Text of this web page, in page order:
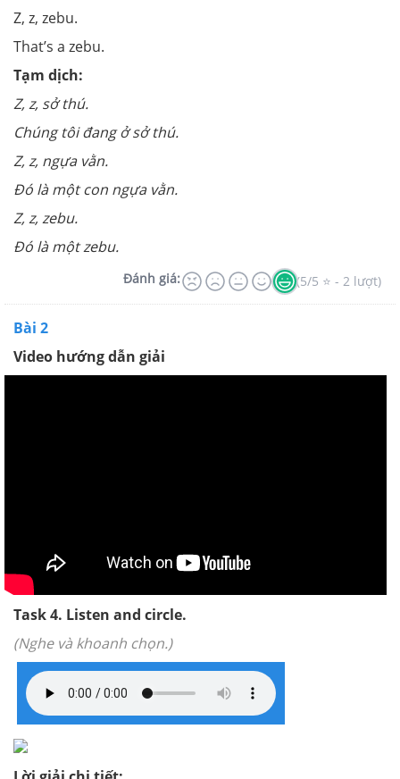
Z, z, zebu.
That’s a zebu.
Tạm dịch:
Z, z, sở thú.
Chúng tôi đang ở sở thú.
Z, z, ngựa vằn.
Đó là một con ngựa vằn.
Z, z, zebu.
Đó là một zebu.
Đánh giá: (5/5 ⭐ - 2 lượt)
Bài 2
Video hướng dẫn giải
Task 4. Listen and circle.
(Nghe và khoanh chọn.)